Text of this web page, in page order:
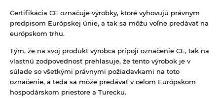
Certifikácia CE označuje výrobky, ktoré vyhovujú právnym
predpisom Európskej únie, a tak sa môžu voľne predávať na
európskom trhu.
Tým, že na svoj produkt výrobca pripojí označenie CE, tak na
vlastnú zodpovednosť prehlasuje, že tento výrobok je v
súlade so všetkými právnymi požiadavkami na toto
označenie, a teda sa môže predávať v celom Európskom
hospodárskom priestore a Turecku.